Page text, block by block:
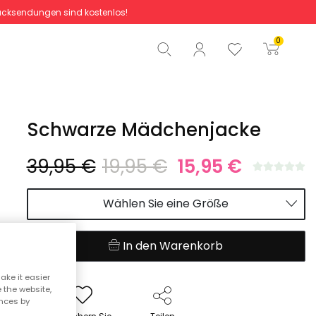
sind kostenlos!
0
Gesamtbetrag 0,00 €
Start der Bestellung
Schwarze Mädchenjacke
39,95 € 19,95 € 15,95 €
Wählen Sie eine Größe
In den Warenkorb
it easier
the website,
by